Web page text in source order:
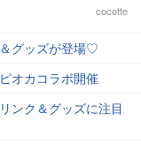
cocotte
グッズが登場♡
オカコラボ開催
ンク＆グッズに注目